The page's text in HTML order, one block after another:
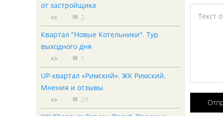
от застройщика
2
Квартал "Новые Котельники". Тур
выходного дня
1
UP-квартал «Римский». ЖК Римский.
Мнения и отзывы.
28